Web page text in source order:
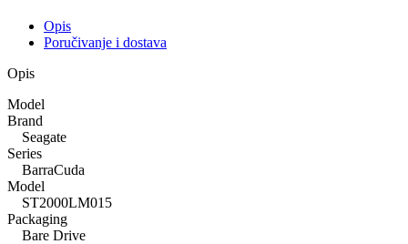
Opis
Poručivanje i dostava
Opis
Model
Brand
Seagate
Series
BarraCuda
Model
ST2000LM015
Packaging
Bare Drive